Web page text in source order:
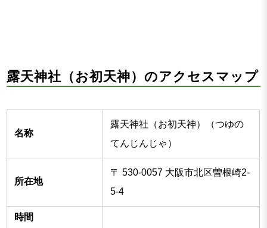
露天神社（お初天神）のアクセスマップ
名称
露天神社（お初天神）（つゆの
てんじんじゃ）
所在地
〒 530-0057 大阪市北区曽根崎2-
5-4
時間